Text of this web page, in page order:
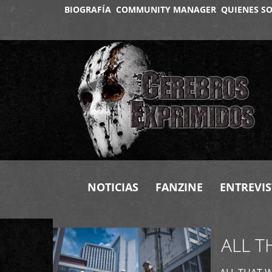
BIOGRAFÍA COMMUNITY MANAGER QUIENES
NOTICIAS FANZINE
+
ALL